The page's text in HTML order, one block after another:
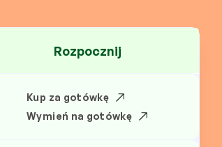
Rozpocznij
Kup za gotówkę
Wymień na gotówkę